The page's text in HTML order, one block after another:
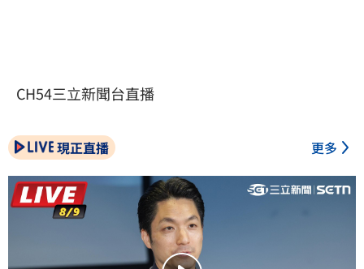
CH54三立新聞台直播
現正直播 更多